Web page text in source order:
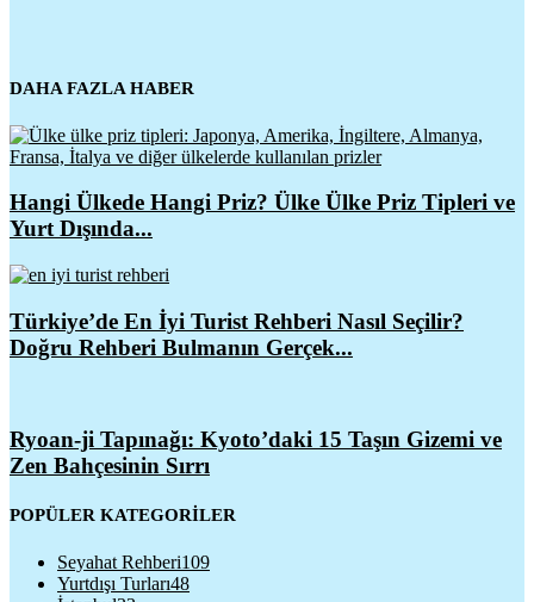
DAHA FAZLA HABER
Hangi Ülkede Hangi Priz? Ülke Ülke Priz Tipleri ve
Yurt Dışında...
Türkiye’de En İyi Turist Rehberi Nasıl Seçilir?
Doğru Rehberi Bulmanın Gerçek...
Ryoan-ji Tapınağı: Kyoto’daki 15 Taşın Gizemi ve
Zen Bahçesinin Sırrı
POPÜLER KATEGORİLER
Seyahat Rehberi109
Yurtdışı Turları48